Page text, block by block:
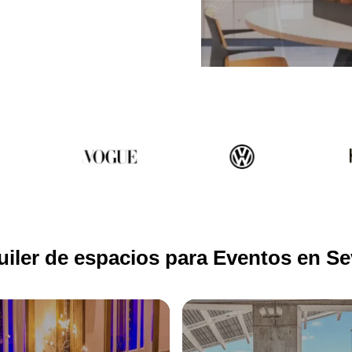
de espacios para Eventos en